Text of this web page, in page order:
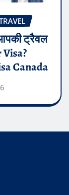
ट्रैवल
Visa?
Canada